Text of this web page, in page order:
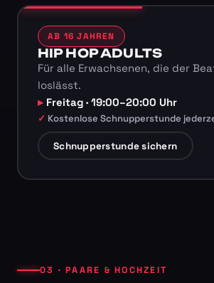
AB 16 JAHREN
HIP HOP ADULTS
Für alle Erwachsenen, die der
loslässt.
Freitag · 19:00–20:00 Uhr
Kostenlose Schnupperstunde
Schnupperstunde sichern
03 · PAARE & HOCHZEIT